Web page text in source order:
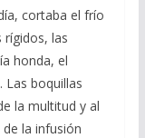
cortaba el frío
rígidos, las
honda, el
Las boquillas
la multitud y al
la infusión